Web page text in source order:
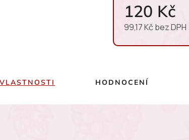
120 Kč
99,17 Kč bez DPH
Měrná cena:
VLASTNOSTI HODNOCENÍ